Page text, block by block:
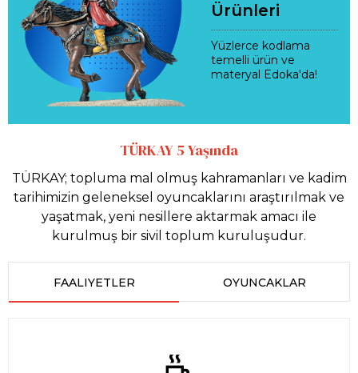
Ürünleri
Yüzlerce kodlama
temelli ürün ve
materyal Edoka'da!
TÜRKAY 5 Yaşında
TÜRKAY; topluma mal olmuş kahramanları ve kadim
tarihimizin geleneksel oyuncaklarını araştırılmak ve
yaşatmak, yeni nesillere aktarmak amacı ile
kurulmuş bir sivil toplum kuruluşudur.
FAALIYETLER OYUNCAKLAR